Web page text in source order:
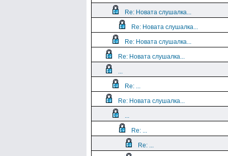
Re: Новата слушалка...
Re: Новата слушалка...
Re: Новата слушалка...
Re: Новата слушалка...
...
Re: ...
Re: Новата слушалка...
...
Re: ...
Re: ...